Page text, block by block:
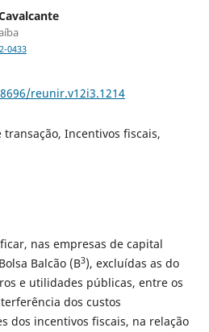
0433
reunir.v12i3.1214
transação, Incentivos fiscais,
nas empresas de capital
Balcão (B3), excluídas as do
e utilidades públicas, entre os
dos custos
dos incentivos fiscais, na relação